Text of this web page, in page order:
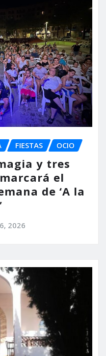
FIESTAS OCIO
y tres
el
de ‘A la
2026